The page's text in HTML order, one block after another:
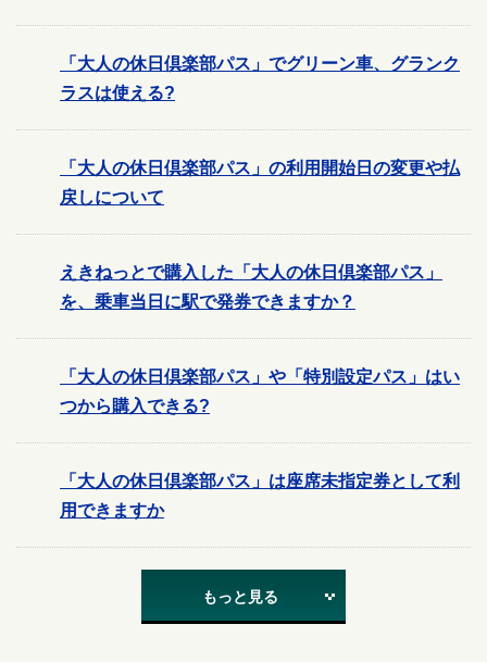
「大人の休日倶楽部パス」でグリーン車、グランク
ラスは使える?
「大人の休日倶楽部パス」の利用開始日の変更や払
戻しについて
えきねっとで購入した「大人の休日倶楽部パス」
を、乗車当日に駅で発券できますか？
「大人の休日倶楽部パス」や「特別設定パス」はい
つから購入できる?
「大人の休日倶楽部パス」は座席未指定券として利
用できますか
もっと見る